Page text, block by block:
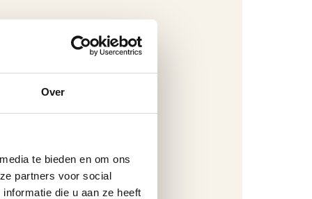
Over
te bieden en om ons
partners voor social
die u aan ze heeft